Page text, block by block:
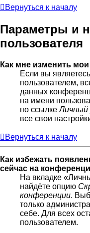
Вернуться к началу
Параметры и
пользователя
Как мне изменить
Если вы
пользователем,
данных
на имени
по ссылкеЛичный
все свои
Вернуться к началу
Как избежать
сейчас на
На вкладке
найдёте опцию
конференции.
только
себе. Для всех
пользователем.